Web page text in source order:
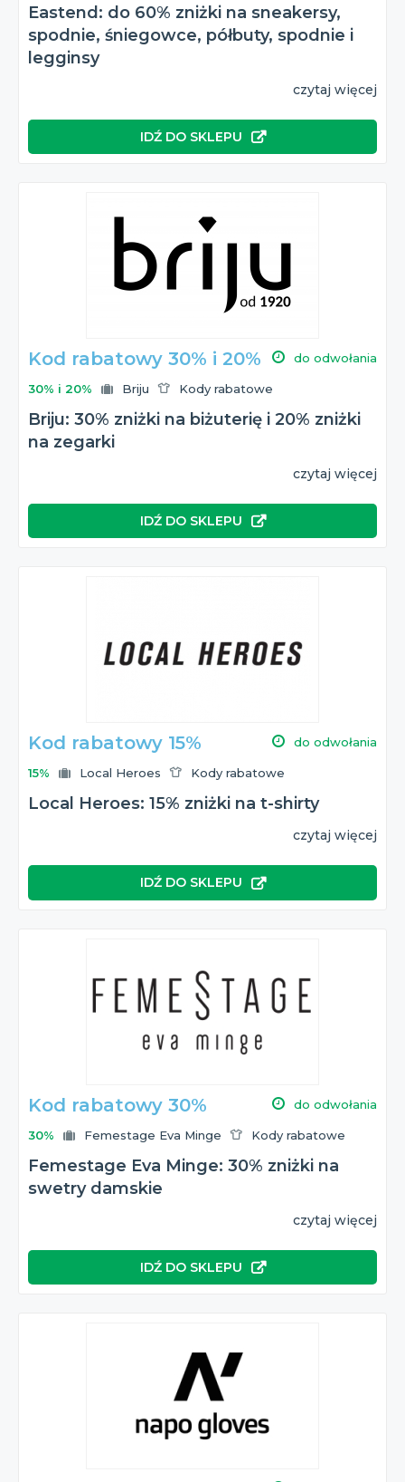
Eastend: do 60% zniżki na sneakersy,
spodnie, śniegowce, półbuty, spodnie i
legginsy
czytaj więcej
IDŹ DO SKLEPU
Kod rabatowy 30% i 20% do odwołania
30% i 20% Briju Kody rabatowe
Briju: 30% zniżki na biżuterię i 20% zniżki
na zegarki
czytaj więcej
IDŹ DO SKLEPU
Kod rabatowy 15% do odwołania
15% Local Heroes Kody rabatowe
Local Heroes: 15% zniżki na t-shirty
czytaj więcej
IDŹ DO SKLEPU
Kod rabatowy 30% do odwołania
30% Femestage Eva Minge Kody rabatowe
Femestage Eva Minge: 30% zniżki na
swetry damskie
czytaj więcej
IDŹ DO SKLEPU